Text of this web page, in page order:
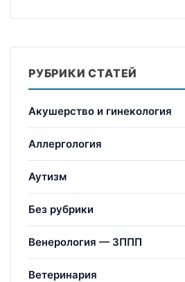
РУБРИКИ СТАТЕЙ
Акушерство и гинекология
Аллергология
Аутизм
Без рубрики
Венерология — ЗППП
Ветеринария